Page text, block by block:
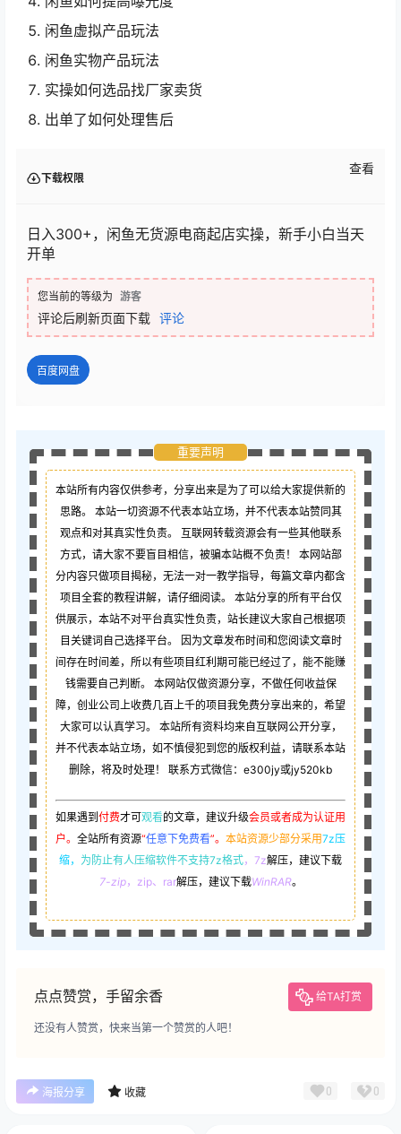
闲鱼虚拟产品玩法
闲鱼实物产品玩法
实操如何选品找厂家卖货
出单了如何处理售后
下载权限
查看
日入300+，闲鱼无货源电商起店实操，新手小白当天
开单
您当前的等级为 游客
评论后刷新页面下载 评论
百度网盘
重要声明
本站所有内容仅供参考，分享出来是为了可以给大家提供新的
思路。 本站一切资源不代表本站立场，并不代表本站赞同其
观点和对其真实性负责。 互联网转载资源会有一些其他联系
方式，请大家不要盲目相信，被骗本站概不负责！ 本网站部
分内容只做项目揭秘，无法一对一教学指导，每篇文章内都含
项目全套的教程讲解，请仔细阅读。 本站分享的所有平台仅
供展示，本站不对平台真实性负责，站长建议大家自己根据项
目关键词自己选择平台。 因为文章发布时间和您阅读文章时
间存在时间差，所以有些项目红利期可能已经过了，能不能赚
钱需要自己判断。 本网站仅做资源分享，不做任何收益保
障，创业公司上收费几百上千的项目我免费分享出来的，希望
大家可以认真学习。 本站所有资料均来自互联网公开分享，
并不代表本站立场，如不慎侵犯到您的版权利益，请联系本站
删除，将及时处理！ 联系方式微信：e300jy或jy520kb
如果遇到付费才可观看的文章，建议升级会员或者成为认证用
户。 全站所有资源“任意下免费看”。 本站资源少部分采用7z压
缩， 为防止有人压缩软件不支持7z格式，7z解压，建议下载
7-zip，zip、rar解压，建议下载WinRAR。
点点赞赏，手留余香 给TA打赏
还没有人赞赏，快来当第一个赞赏的人吧！
海报分享 收藏 0 0